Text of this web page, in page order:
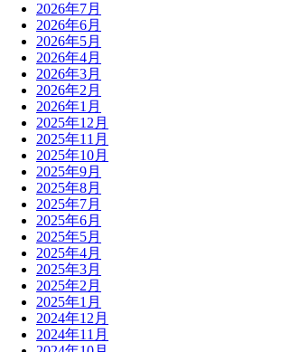
2026年7月
2026年6月
2026年5月
2026年4月
2026年3月
2026年2月
2026年1月
2025年12月
2025年11月
2025年10月
2025年9月
2025年8月
2025年7月
2025年6月
2025年5月
2025年4月
2025年3月
2025年2月
2025年1月
2024年12月
2024年11月